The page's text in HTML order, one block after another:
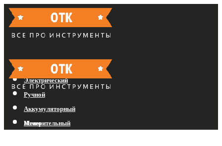
Бензиновый
Электрический
Ручной
Аккумуляторный
Измерительный
Меню